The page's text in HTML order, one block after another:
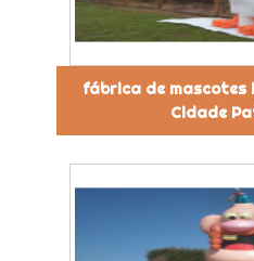
fábrica de mascotes
Cidade